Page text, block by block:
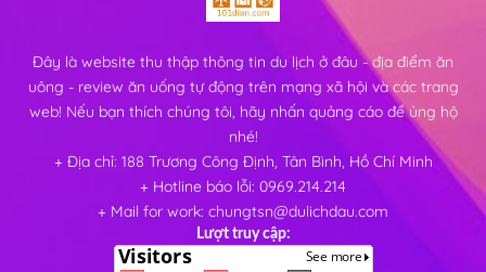
Đây là website thu thập thông tin du lịch ở đâu - địa điểm ăn
uông - review ăn uống tự động trên mạng xã hội và các trang
web! Nếu bạn thích chúng tôi, hãy nhấn quảng cáo để ủng hộ
nhé!
+ Địa chỉ: 188 Trương Công Định, Tân Bình, Hồ Chí Minh
+ Hotline báo lỗi: 0969.214.214
+ Mail for work: chungtsn@dulichdau.com
Lượt truy cập: